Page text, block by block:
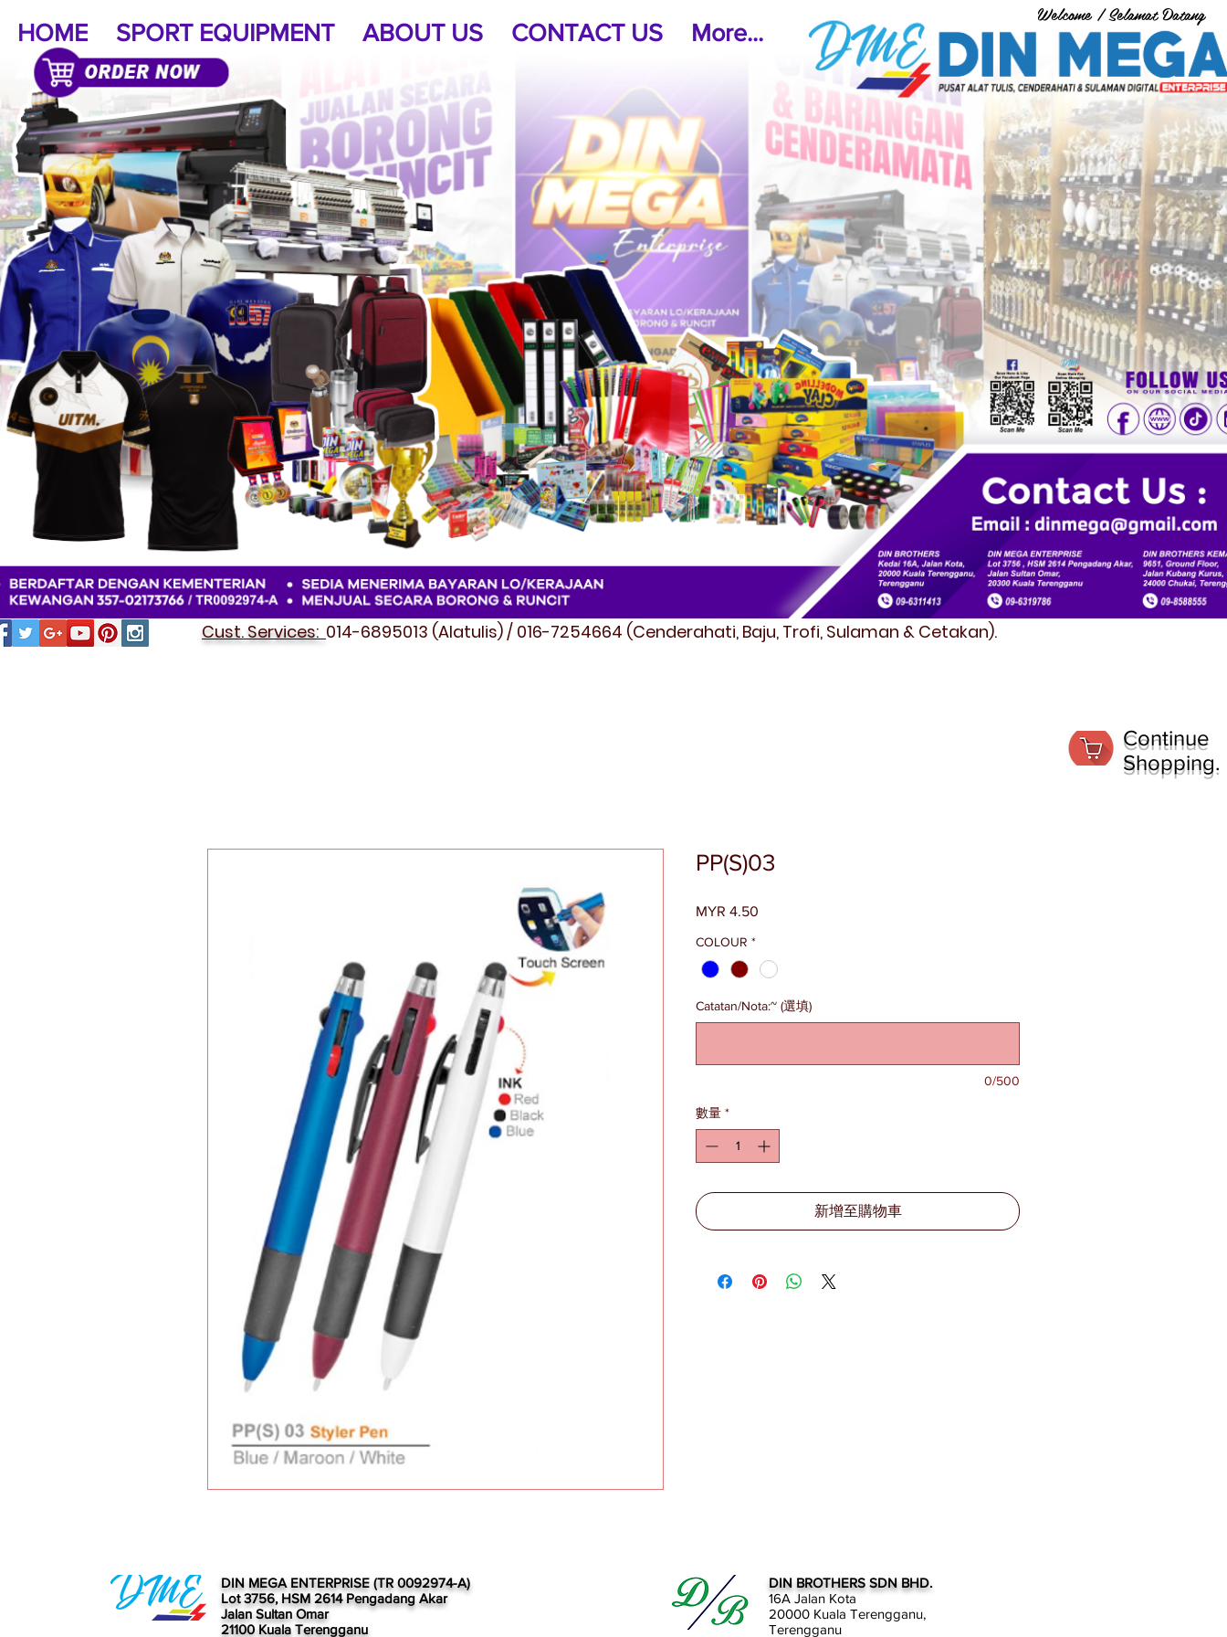
Welcome / Selamat Datang
HOME SPORT EQUIPMENT ABOUT US CONTACT US More...
Cust. Services: 014-6895013 (Alatulis) / 016-7254664 (Cenderahati, Baju, Trofi, Sulaman & Cetakan).
PP(S)03
MYR 4.50
COLOUR *
Catatan/Nota:~ (選填)
0/500
數量 *
新增至購物車
Continue
Shopping.
DIN MEGA ENTERPRISE (TR 0092974-A)
Lot 3756, HSM 2614 Pengadang Akar
Jalan Sultan Omar
21100 Kuala Terengganu
DIN BROTHERS SDN BHD.
16A Jalan Kota
20000 Kuala Terengganu,
Terengganu